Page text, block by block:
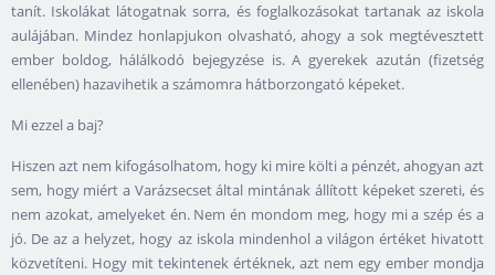
tanít. Iskolákat látogatnak sorra, és foglalkozásokat tartanak az iskola
aulájában. Mindez honlapjukon olvasható, ahogy a sok megtévesztett
ember boldog, hálálkodó bejegyzése is. A gyerekek azután (fizetség
ellenében) hazavihetik a számomra hátborzongató képeket.
Mi ezzel a baj?
Hiszen azt nem kifogásolhatom, hogy ki mire költi a pénzét, ahogyan azt
sem, hogy miért a Varázsecset által mintának állított képeket szereti, és
nem azokat, amelyeket én. Nem én mondom meg, hogy mi a szép és a
jó. De az a helyzet, hogy az iskola mindenhol a világon értéket hivatott
közvetíteni. Hogy mit tekintenek értéknek, azt nem egy ember mondja